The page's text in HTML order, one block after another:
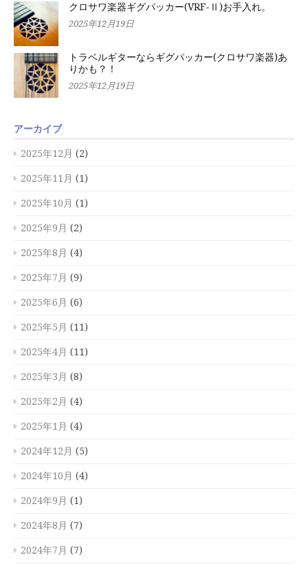
クロサワ楽器ギグパッカー(VRF-Ⅱ)お手入れ。
2025年12月19日
トラベルギターならギグパッカー(クロサワ楽器)あ
りかも？！
2025年12月19日
アーカイブ
2025年12月 (2)
2025年11月 (1)
2025年10月 (1)
2025年9月 (2)
2025年8月 (4)
2025年7月 (9)
2025年6月 (6)
2025年5月 (11)
2025年4月 (11)
2025年3月 (8)
2025年2月 (4)
2025年1月 (4)
2024年12月 (5)
2024年10月 (4)
2024年9月 (1)
2024年8月 (7)
2024年7月 (7)